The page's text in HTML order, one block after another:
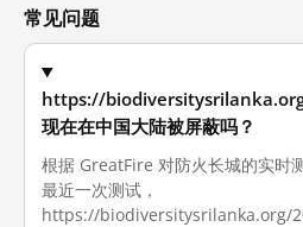
常见问题
https://
现在在中国大陆被屏蔽吗？
根据 GreatFire 对防火长城的实时
最近一次测试，
https://biodiversitysrilanka.org/